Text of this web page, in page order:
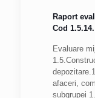
Raport
Cod 1.5.14.
Evaluare
afaceri,
subgrupei